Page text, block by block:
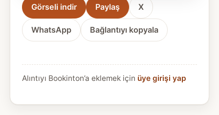
Görseli indir Paylaş X
WhatsApp Bağlantıyı kopyala
Alıntıyı Bookinton’a eklemek için üye girişi yap